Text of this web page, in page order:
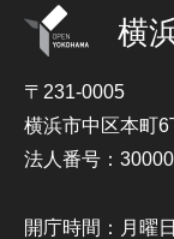
横
〒231-0005
横浜市中区本町
法人番号：
開庁時間：月曜